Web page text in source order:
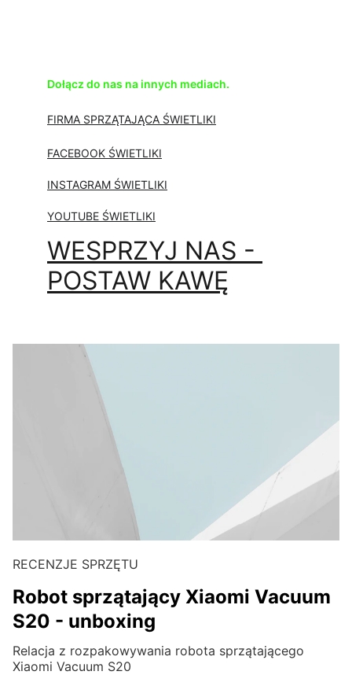
Dołącz do nas na innych mediach.
FIRMA SPRZĄTAJĄCA ŚWIETLIKI
FACEBOOK ŚWIETLIKI
INSTAGRAM ŚWIETLIKI
YOUTUBE ŚWIETLIKI
WESPRZYJ NAS -
POSTAW KAWĘ
RECENZJE SPRZĘTU
Robot sprzątający Xiaomi Vacuum
S20 - unboxing
Relacja z rozpakowywania robota sprzątającego
Xiaomi Vacuum S20